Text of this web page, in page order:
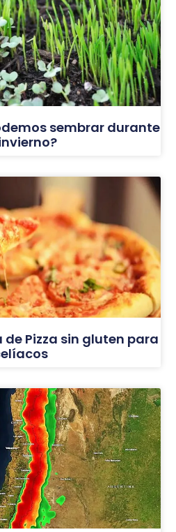
sembrar durante
Pizza sin gluten para